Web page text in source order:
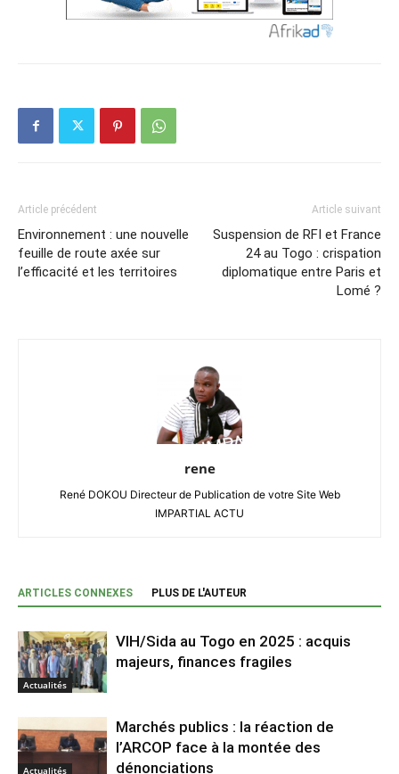
Article précédent
Environnement : une nouvelle
feuille de route axée sur
l’efficacité et les territoires
Article suivant
Suspension de RFI et France
24 au Togo : crispation
diplomatique entre Paris et
Lomé ?
rene
René DOKOU Directeur de Publication de votre Site Web
IMPARTIAL ACTU
ARTICLES CONNEXES PLUS DE L'AUTEUR
Actualités
VIH/Sida au Togo en 2025 : acquis
majeurs, finances fragiles
Actualités
Marchés publics : la réaction de
l’ARCOP face à la montée des
dénonciations